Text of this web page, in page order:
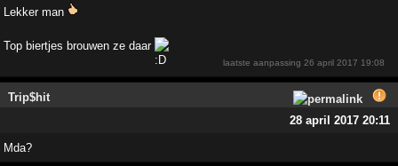
Lekker man
Top biertjes brouwen ze daar
laatste aanpassing26 april 2017 19:08
Trip$hit
28 april 2017 20:11
Mda?